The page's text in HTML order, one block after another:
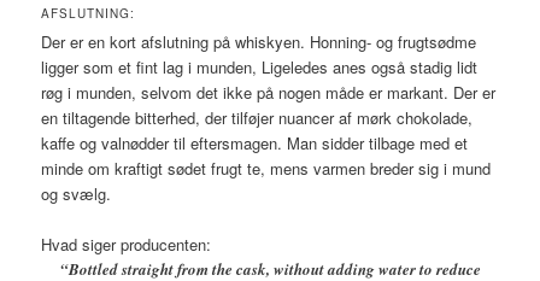
AFSLUTNING:
Der er en kort afslutning på whiskyen. Honning- og frugtsødme
ligger som et fint lag i munden, Ligeledes anes også stadig lidt
røg i munden, selvom det ikke på nogen måde er markant. Der er
en tiltagende bitterhed, der tilføjer nuancer af mørk chokolade,
kaffe og valnødder til eftersmagen. Man sidder tilbage med et
minde om kraftigt sødet frugt te, mens varmen breder sig i mund
og svælg.
Hvad siger producenten:
“Bottled straight from the cask, without adding water to reduce